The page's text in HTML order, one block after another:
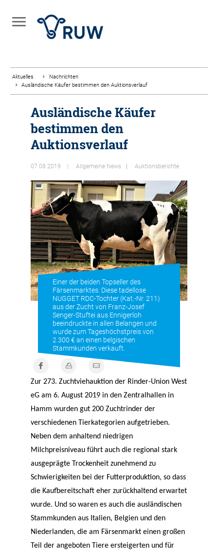
Aktuelles
Nachrichten
Ausländische Käufer bestimmen den Auktionsverlauf
Ausländische Käufer
bestimmen den
Auktionsverlauf
07.08.2019 Allgemeine News Auktionsberichte
Einer der beiden Topseller des
Färsenmarktes: Diese tadellose
NUGGET RDC-Tochter (Kat.-Nr. 211)
aus der Zucht von Franz-Josef
Senger-Stuftei aus Ennigerloh
beeindruckte in allen Belangen und
wurde zum Tageshöchstpreis von
2.300 € an einen belgischen
Stammkunden verkauft.
Zur 273. Zuchtviehauktion der Rinder-Union West
eG am 6. August 2019 in den Zentralhallen in
Hamm wurden gut 200 Zuchtrinder der
verschiedenen Tierkategorien aufgetrieben.
Neben dem anhaltend niedrigen
Milchpreisniveau führt auch die regional stark
ausgeprägte Trockenheit zunehmend zu
Schwierigkeiten bei der Futterproduktion, so dass
die Kaufbereitschaft eher zurückhaltend erwartet
wurde. Und so waren es auch die ausländischen
Stammkunden aus Italien, Belgien und den
Niederlanden, die am Färsenmarkt einen großen
Teil der angeboten Tiere ersteigerten und für